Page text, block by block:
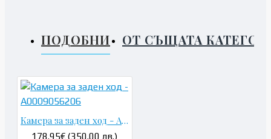
ПОДОБНИ ОТ СЪЩАТА
Камера за заден ход - A0009056206
178.95€ (350.00 лв.)